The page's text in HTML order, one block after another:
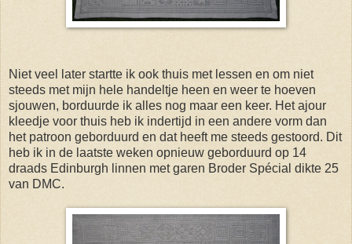
Niet veel later startte ik ook thuis met lessen en om niet
steeds met mijn hele handeltje heen en weer te hoeven
sjouwen, borduurde ik alles nog maar een keer. Het ajour
kleedje voor thuis heb ik indertijd in een andere vorm dan
het patroon geborduurd en dat heeft me steeds gestoord. Dit
heb ik in de laatste weken opnieuw geborduurd op 14
draads Edinburgh linnen met garen Broder Spécial dikte 25
van DMC.